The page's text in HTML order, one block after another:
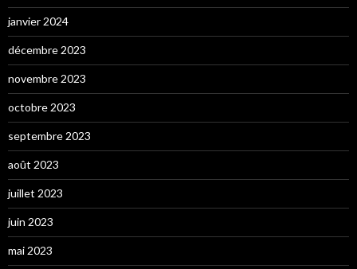
janvier 2024
décembre 2023
novembre 2023
octobre 2023
septembre 2023
août 2023
juillet 2023
juin 2023
mai 2023